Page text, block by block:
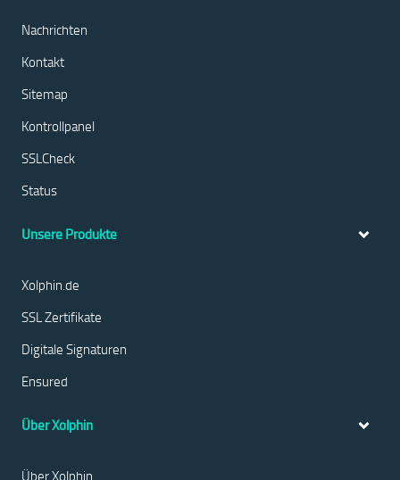
Nachrichten
Kontakt
Sitemap
Kontrollpanel
SSLCheck
Status
Unsere Produkte
Xolphin.de
SSL Zertifikate
Digitale Signaturen
Ensured
Über Xolphin
Über Xolphin